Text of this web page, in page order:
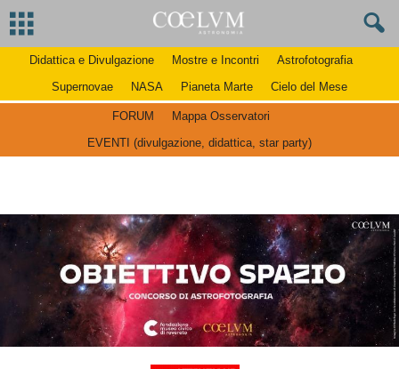
Didattica e Divulgazione Mostre e Incontri
Astrofotografia
Supernovae
NASA Pianeta Marte Cielo del Mese
FORUM
Mappa Osservatori
EVENTI (divulgazione, didattica, star party)